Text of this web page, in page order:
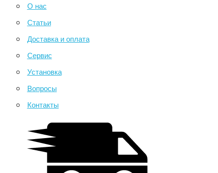
О нас
Статьи
Доставка и оплата
Сервис
Установка
Вопросы
Контакты